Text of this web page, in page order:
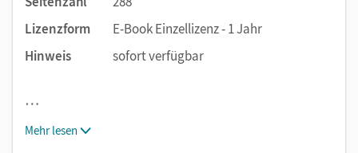
Lizenzform
E-Book Einzellizenz - 1 Jahr
Hinweis
sofort verfügbar
…
Mehr lesen